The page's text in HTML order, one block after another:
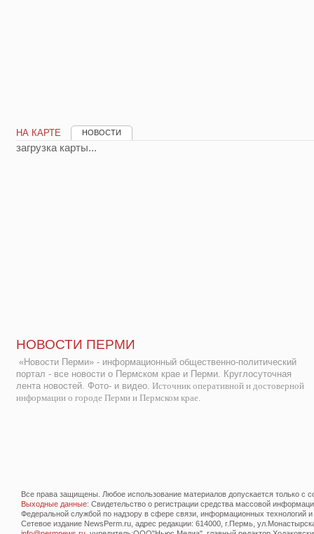
НА КАРТЕ НОВОСТИ
загрузка карты...
НОВОСТИ ПЕРМИ
«Новости Перми» - информационный общественно-политический
портал - все новости о Пермском крае и Перми. Круглосуточная
лента новостей. Фото- и видео. Источник оперативной и достоверной
информации о городе Перми и Пермском крае.
Все права защищены. Любое использование материалов допускается только с
Выходные данные: Свидетельство о регистрации средства массовой
Федеральной службой по надзору в сфере связи, информационных технологий
Сетевое издание NewsPerm.ru, адрес редакции: 614000, г.Пермь,